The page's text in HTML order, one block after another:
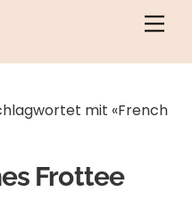
mit «French
Frottee